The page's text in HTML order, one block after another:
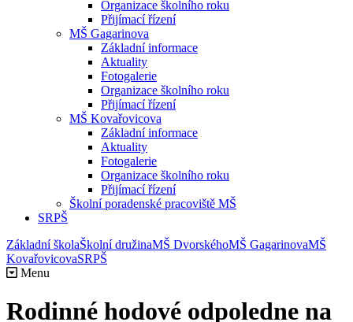
Organizace školního roku
Přijímací řízení
MŠ Gagarinova
Základní informace
Aktuality
Fotogalerie
Organizace školního roku
Přijímací řízení
MŠ Kovařovicova
Základní informace
Aktuality
Fotogalerie
Organizace školního roku
Přijímací řízení
Školní poradenské pracoviště MŠ
SRPŠ
Základní školaŠkolní družinaMŠ DvorskéhoMŠ GagarinovaMŠ
KovařovicovaSRPŠ
Menu
Rodinné hodové odpoledne na